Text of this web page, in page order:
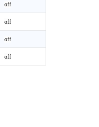
off
off
off
off